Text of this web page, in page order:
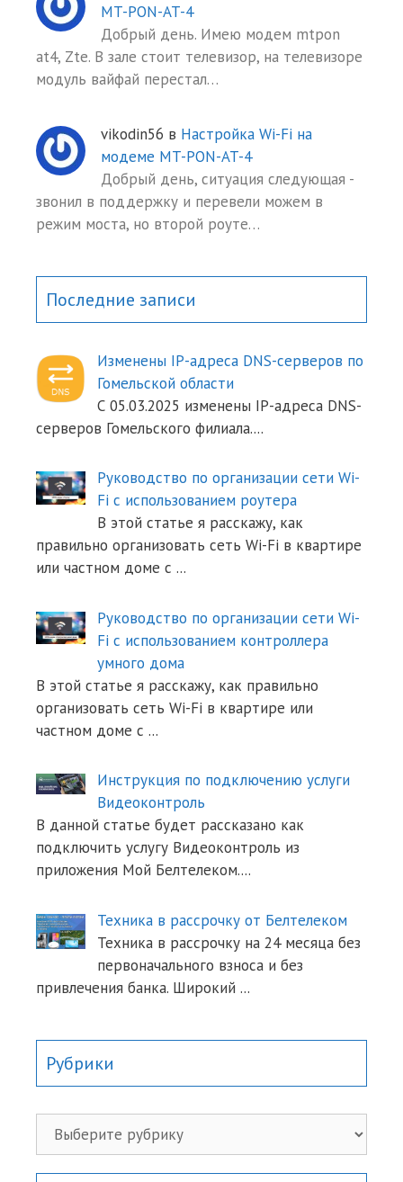
MT-PON-AT-4
Добрый день. Имею модем mtpon
at4, Zte. В зале стоит телевизор, на телевизоре
модуль вайфай перестал…
vikodin56 в Настройка Wi-Fi на
модеме MT-PON-AT-4
Добрый день, ситуация следующая -
звонил в поддержку и перевели можем в
режим моста, но второй роуте…
Последние записи
Изменены IP-адреса DNS-серверов по
Гомельской области
С 05.03.2025 изменены IP-адреса DNS-
серверов Гомельского филиала....
Руководство по организации сети Wi-
Fi с использованием роутера
В этой статье я расскажу, как
правильно организовать сеть Wi-Fi в квартире
или частном доме с ...
Руководство по организации сети Wi-
Fi с использованием контроллера
умного дома
В этой статье я расскажу, как правильно
организовать сеть Wi-Fi в квартире или
частном доме с ...
Инструкция по подключению услуги
Видеоконтроль
В данной статье будет рассказано как
подключить услугу Видеоконтроль из
приложения Мой Белтелеком....
Техника в рассрочку от Белтелеком
Техника в рассрочку на 24 месяца без
первоначального взноса и без
привлечения банка. Широкий ...
Рубрики
Рубрики